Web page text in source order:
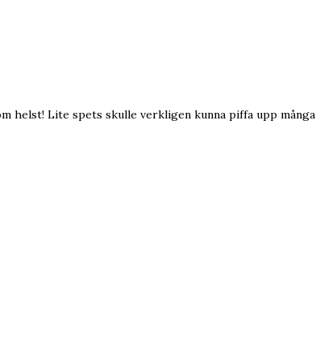
helst! Lite spets skulle verkligen kunna piffa upp många